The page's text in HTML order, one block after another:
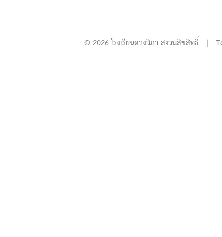
© 2026 โรงเรียนดวงวิภา สงวนลิขสิทธิ์ |